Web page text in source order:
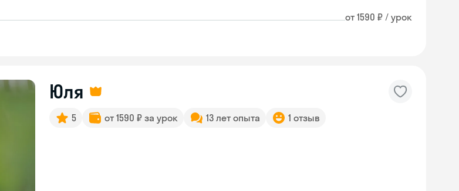
от 1590 ₽ / урок
Юля
5 от 1590 ₽ за урок 13 лет опыта 1 отзыв